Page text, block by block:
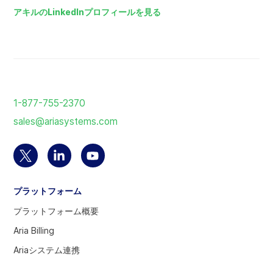
アキルのLinkedInプロフィールを見る
ペ
ー
ジ
戻
1-877-755-2370
sales@ariasystems.com
Twitter
カ
ウ
を
Linkedin
ア
カ
ト
YouTube
ウ
プラットフォーム
プラットフォーム概要
Aria Billing
Ariaシステム連携